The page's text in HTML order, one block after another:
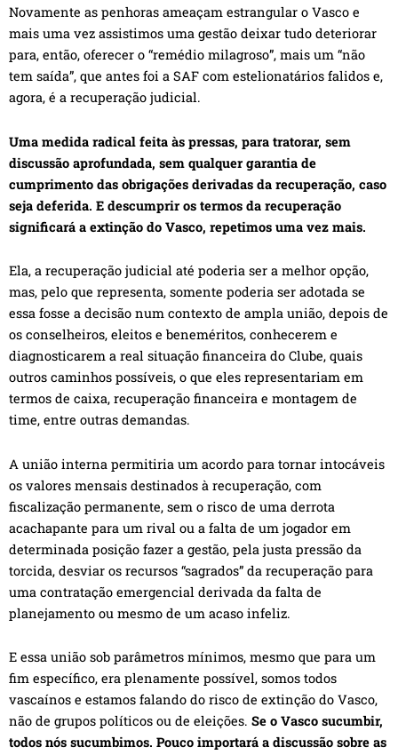
Novamente as penhoras ameaçam estrangular o Vasco e
mais uma vez assistimos uma gestão deixar tudo deteriorar
para, então, oferecer o “remédio milagroso”, mais um “não
tem saída”, que antes foi a SAF com estelionatários falidos e,
agora, é a recuperação judicial.
Uma medida radical feita às pressas, para tratorar, sem
discussão aprofundada, sem qualquer garantia de
cumprimento das obrigações derivadas da recuperação, caso
seja deferida. E descumprir os termos da recuperação
significará a extinção do Vasco, repetimos uma vez mais.
Ela, a recuperação judicial até poderia ser a melhor opção,
mas, pelo que representa, somente poderia ser adotada se
essa fosse a decisão num contexto de ampla união, depois de
os conselheiros, eleitos e beneméritos, conhecerem e
diagnosticarem a real situação financeira do Clube, quais
outros caminhos possíveis, o que eles representariam em
termos de caixa, recuperação financeira e montagem de
time, entre outras demandas.
A união interna permitiria um acordo para tornar intocáveis
os valores mensais destinados à recuperação, com
fiscalização permanente, sem o risco de uma derrota
acachapante para um rival ou a falta de um jogador em
determinada posição fazer a gestão, pela justa pressão da
torcida, desviar os recursos “sagrados” da recuperação para
uma contratação emergencial derivada da falta de
planejamento ou mesmo de um acaso infeliz.
E essa união sob parâmetros mínimos, mesmo que para um
fim específico, era plenamente possível, somos todos
vascaínos e estamos falando do risco de extinção do Vasco,
não de grupos políticos ou de eleições. Se o Vasco sucumbir,
todos nós sucumbimos. Pouco importará a discussão sobre as